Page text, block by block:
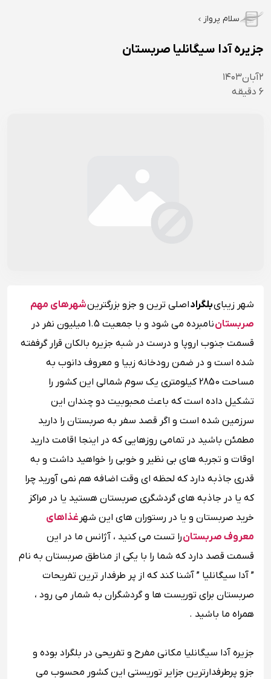
سلام پرواز
جزیره آدا سیگانلیا صربستان
۲آبان۱۴۰۳
6 دقیقه
شهر زیبایبلگراداصلی ترین و جزو بزرگترینشهرهای مهم
صربستان
نامبرده می شود و با جمعیت 1.5 میلیون نفر در
قسمت جنوب اروپا و درست در شبه جزیره بالکان قرار گرففته
شده است و در ضمن رودخانه زبیا و معروف دانوب به
مساحت 2850 کیلومتری یک سوم شمالی این کشور را
تشکیل داده است که باعث محبوبیت دو چندان این
سرزمین شده است و اگر قصد سفر به صربستان را دارید
مطمئن باشید در تمامی روزهایی که در اینجا اقامت دارید
اوقات و تجربه های بی نظیر و خوبی را خواهید داشت و به
قدری جاذبه دارد که لحظه ای وقت اضافه هم نمی آورید چرا
که یا در جاذبه های گردشگری صربستان هستید یا در مراکز
خرید صربستان و یا در رستوران های این شهر غذاهای
معروف صربستانرا تست می کنید ، آژانس ما در این
قسمت قصد دارد که شما را با یکی از مناطق صربستان به نام
” آدا سیگانلیا ” آشنا کند که از پر طرفدار ترین تفریحات
صربستان برای توریست ها و گردشگران به شمار می رود ،
همراه ما باشید .
جزیره آدا سیگانلیا مکانی مفرح و تفریحی در بلگراد بوده و
جزو پرطرفدارترین جزایر توریستی این کشور محسوب می